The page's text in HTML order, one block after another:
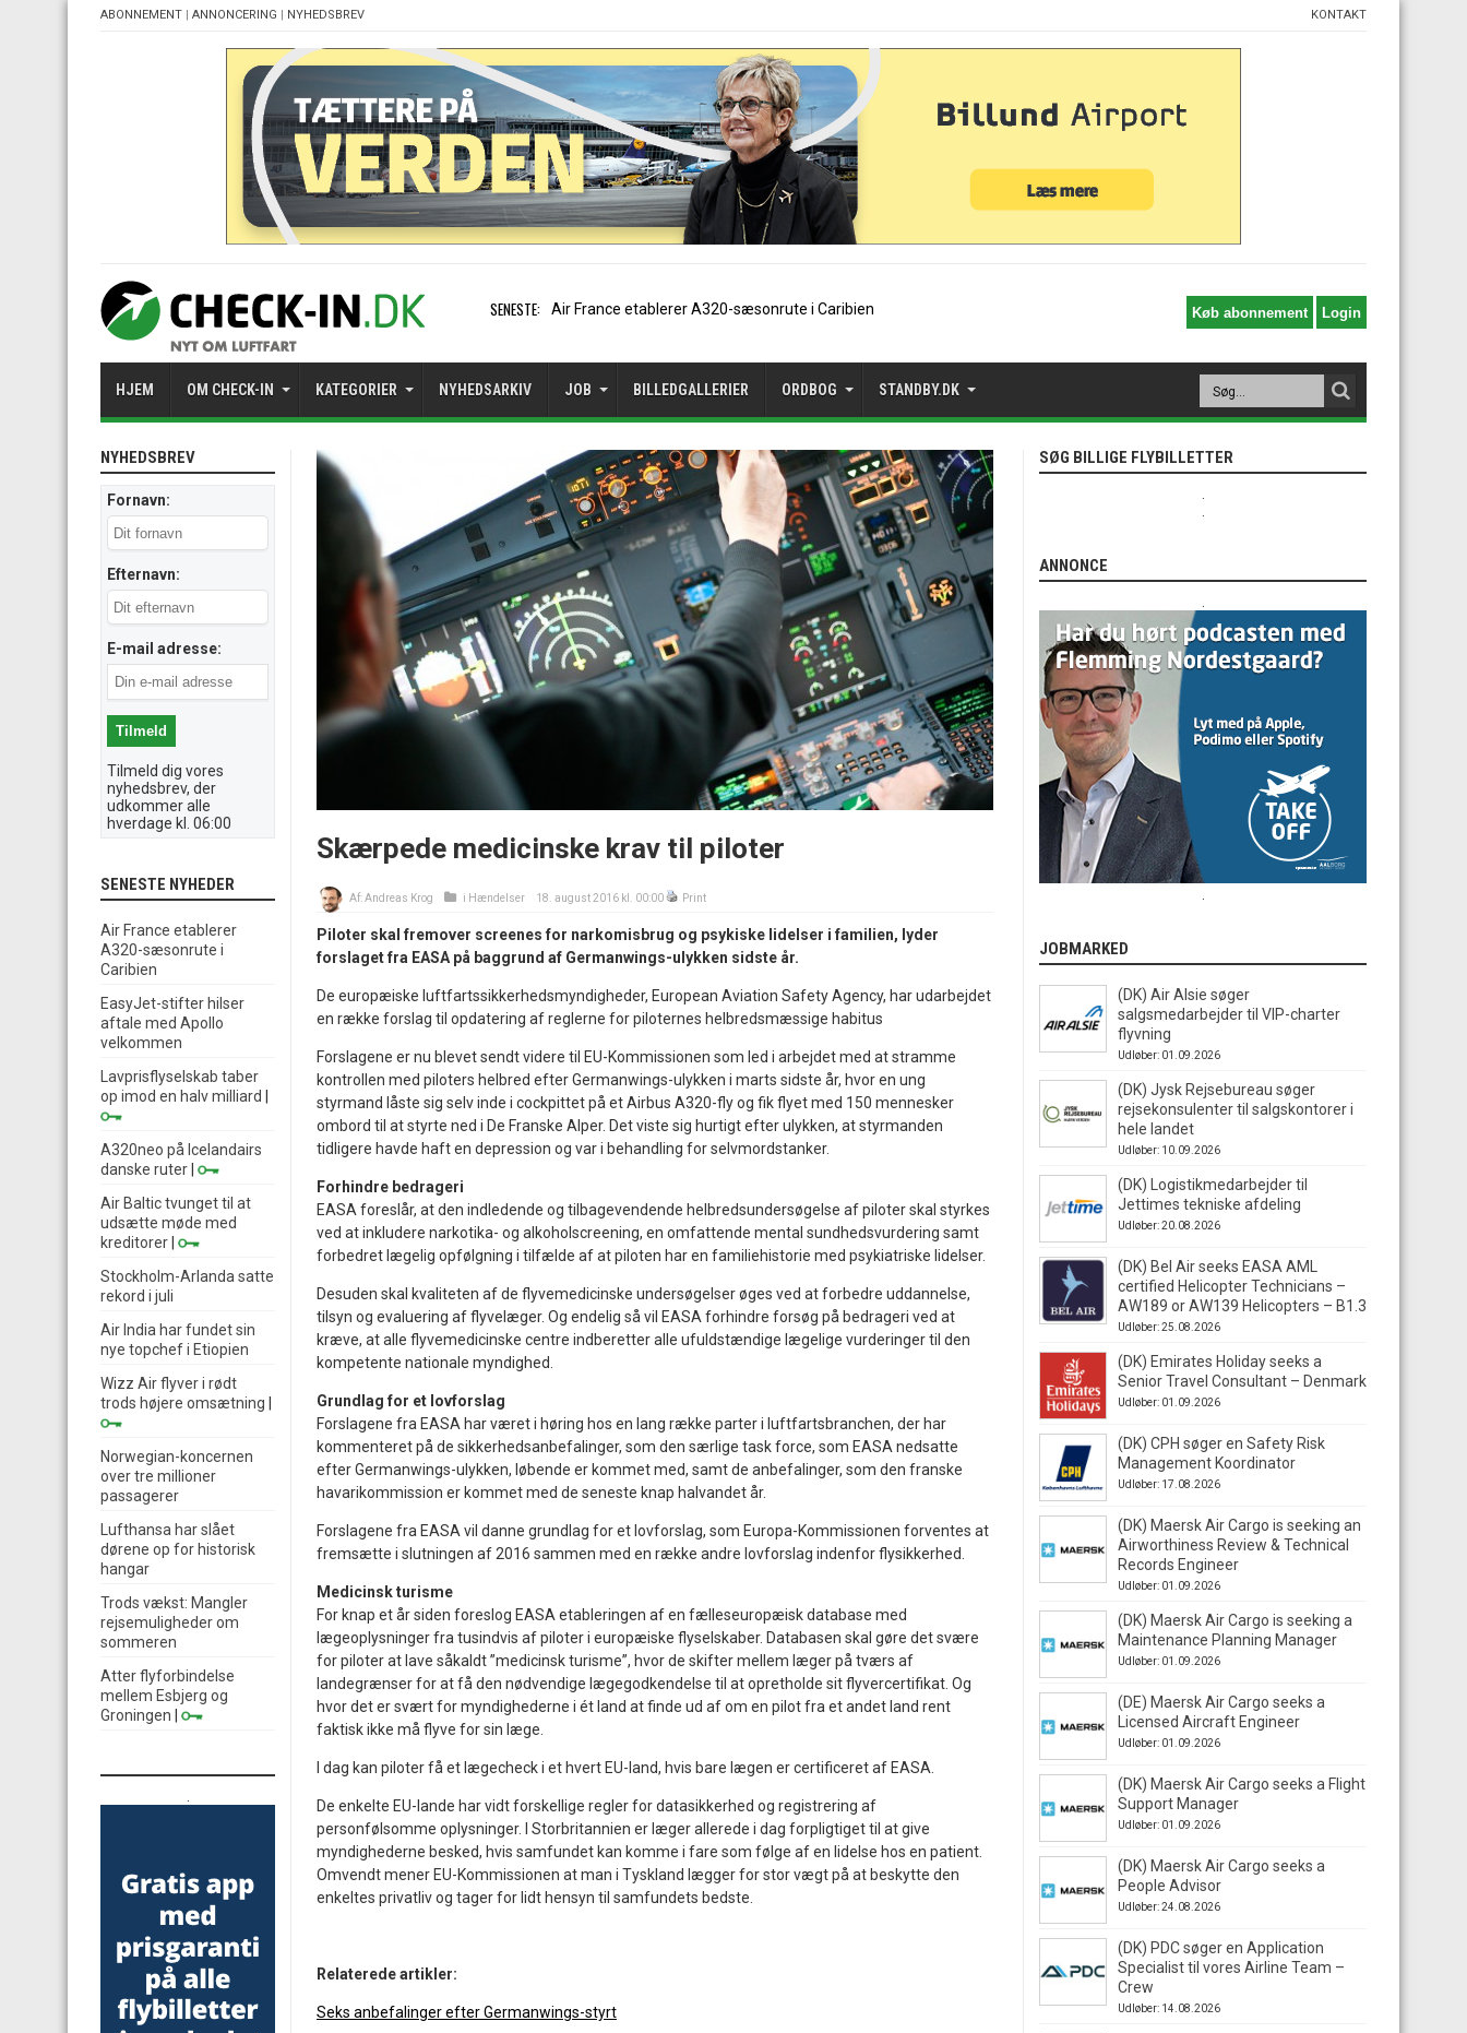
ABONNEMENT | ANNONCERING | NYHEDSBREV KONTAKT
SENESTE: EasyJet-stifter hilser aftale
HJEM OM CHECK-IN KATEGORIER NYHEDSARKIV JOB BILLEDGALLERIER ORDBOG STANDBY.DK
Skærpede medicinske krav til piloter
Af:Andreas Krog i Hændelser 18. august 2016 kl. 00:00 Print
Piloter skal fremover screenes for narkomisbrug og psykiske lidelser i familien, lyder
forslaget fra EASA på baggrund af Germanwings-ulykken sidste år.
De europæiske luftfartssikkerhedsmyndigheder, European Aviation Safety Agency, har udarbejdet
en række forslag til opdatering af reglerne for piloternes helbredsmæssige habitus
Forslagene er nu blevet sendt videre til EU-Kommissionen som led i arbejdet med at stramme
kontrollen med piloters helbred efter Germanwings-ulykken i marts sidste år, hvor en ung
styrmand låste sig selv inde i cockpittet på et Airbus A320-fly og fik flyet med 150 mennesker
ombord til at styrte ned i De Franske Alper. Det viste sig hurtigt efter ulykken, at styrmanden
tidligere havde haft en depression og var i behandling for selvmordstanker.
Forhindre bedrageri
EASA foreslår, at den indledende og tilbagevendende helbredsundersøgelse af piloter skal styrkes
ved at inkludere narkotika- og alkoholscreening, en omfattende mental sundhedsvurdering samt
forbedret lægelig opfølgning i tilfælde af at piloten har en familiehistorie med psykiatriske lidelser.
Desuden skal kvaliteten af de flyvemedicinske undersøgelser øges ved at forbedre uddannelse,
tilsyn og evaluering af flyvelæger. Og endelig så vil EASA forhindre forsøg på bedrageri ved at
kræve, at alle flyvemedicinske centre indberetter alle ufuldstændige lægelige vurderinger til den
kompetente nationale myndighed.
Grundlag for et lovforslag
Forslagene fra EASA har været i høring hos en lang række parter i luftfartsbranchen, der har
kommenteret på de sikkerhedsanbefalinger, som den særlige task force, som EASA nedsatte
efter Germanwings-ulykken, løbende er kommet med, samt de anbefalinger, som den franske
havarikommission er kommet med de seneste knap halvandet år.
Forslagene fra EASA vil danne grundlag for et lovforslag, som Europa-Kommissionen forventes at
fremsætte i slutningen af 2016 sammen med en række andre lovforslag indenfor flysikkerhed.
Medicinsk turisme
For knap et år siden foreslog EASA etableringen af en fælleseuropæisk database med
lægeoplysninger fra tusindvis af piloter i europæiske flyselskaber. Databasen skal gøre det svære
for piloter at lave såkaldt ”medicinsk turisme”, hvor de skifter mellem læger på tværs af
landegrænser for at få den nødvendige lægegodkendelse til at opretholde sit flyvercertifikat. Og
hvor det er svært for myndighederne i ét land at finde ud af om en pilot fra et andet land rent
faktisk ikke må flyve for sin læge.
I dag kan piloter få et lægecheck i et hvert EU-land, hvis bare lægen er certificeret af EASA.
De enkelte EU-lande har vidt forskellige regler for datasikkerhed og registrering af
personfølsomme oplysninger. I Storbritannien er læger allerede i dag forpligtiget til at give
myndighederne besked, hvis samfundet kan komme i fare som følge af en lidelse hos en patient.
Omvendt mener EU-Kommissionen at man i Tyskland lægger for stor vægt på at beskytte den
enkeltes privatliv og tager for lidt hensyn til samfundets bedste.
Relaterede artikler:
Seks anbefalinger efter Germanwings-styrt
NYHEDSBREV
Fornavn:
Efternavn:
E-mail adresse:
Tilmeld dig vores
nyhedsbrev, der
udkommer alle
hverdage kl. 06:00
SENESTE NYHEDER
Air France etablerer
A320-sæsonrute i
Caribien
EasyJet-stifter hilser
aftale med Apollo
velkommen
Lavprisflyselskab taber
op imod en halv milliard
A320neo på Icelandairs
danske ruter
Air Baltic tvunget til at
udsætte møde med
kreditorer
Stockholm-Arlanda satte
rekord i juli
Air India har fundet sin
nye topchef i Etiopien
Wizz Air flyver i rødt
trods højere omsætning
Norwegian-koncernen
over tre millioner
passagerer
Lufthansa har slået
dørene op for historisk
hangar
Trods vækst: Mangler
rejsemuligheder om
sommeren
Atter flyforbindelse
mellem Esbjerg og
Groningen
SØG BILLIGE FLYBILLETTER
ANNONCE
JOBMARKED
(DK) Air Alsie søger
salgsmedarbejder til VIP-charter
flyvning
Udløber: 01.09.2026
(DK) Jysk Rejsebureau søger
rejsekonsulenter til salgskontorer i
hele landet
Udløber: 10.09.2026
(DK) Logistikmedarbejder til
Jettimes tekniske afdeling
Udløber: 20.08.2026
(DK) Bel Air seeks EASA AML
certified Helicopter Technicians –
AW189 or AW139 Helicopters – B1.3
Udløber: 25.08.2026
(DK) Emirates Holiday seeks a
Senior Travel Consultant – Denmark
Udløber: 01.09.2026
(DK) CPH søger en Safety Risk
Management Koordinator
Udløber: 17.08.2026
(DK) Maersk Air Cargo is seeking an
Airworthiness Review & Technical
Records Engineer
Udløber: 01.09.2026
(DK) Maersk Air Cargo is seeking a
Maintenance Planning Manager
Udløber: 01.09.2026
(DE) Maersk Air Cargo seeks a
Licensed Aircraft Engineer
Udløber: 01.09.2026
(DK) Maersk Air Cargo seeks a Flight
Support Manager
Udløber: 01.09.2026
(DK) Maersk Air Cargo seeks a
People Advisor
Udløber: 24.08.2026
(DK) PDC søger en Application
Specialist til vores Airline Team –
Crew
Udløber: 14.08.2026